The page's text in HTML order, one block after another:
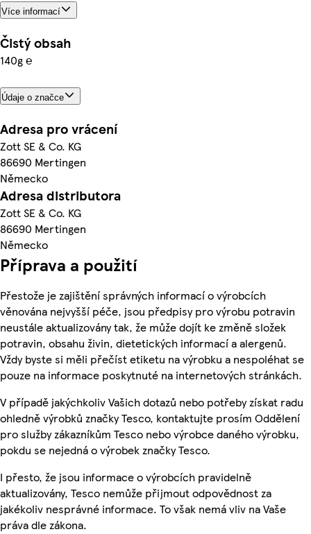
Více informací
Čistý obsah
140g ℮
Údaje o značce
Adresa pro vrácení
Zott SE & Co. KG
86690 Mertingen
Německo
Adresa distributora
Zott SE & Co. KG
86690 Mertingen
Německo
Příprava a použití
Přestože je zajištění správných informací o výrobcích
věnována nejvyšší péče, jsou předpisy pro výrobu potravin
neustále aktualizovány tak, že může dojít ke změně složek
potravin, obsahu živin, dietetických informací a alergenů.
Vždy byste si měli přečíst etiketu na výrobku a nespoléhat se
pouze na informace poskytnuté na internetových stránkách.
V případě jakýchkoliv Vašich dotazů nebo potřeby získat radu
ohledně výrobků značky Tesco, kontaktujte prosím Oddělení
pro služby zákazníkům Tesco nebo výrobce daného výrobku,
pokdu se nejedná o výrobek značky Tesco.
I přesto, že jsou informace o výrobcích pravidelně
aktualizovány, Tesco nemůže přijmout odpovědnost za
jakékoliv nesprávné informace. To však nemá vliv na Vaše
práva dle zákona.